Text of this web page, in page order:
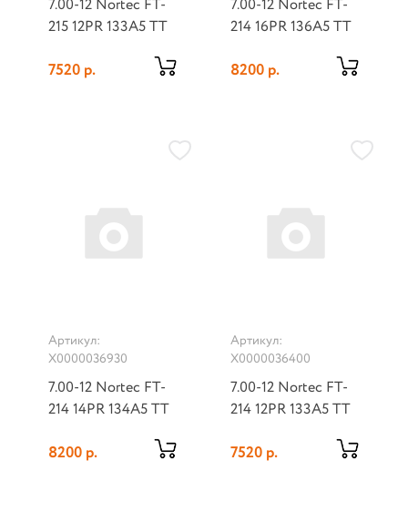
7.00-12 Nortec FT-
215 12PR 133A5 TT
7520 р.
7.00-12 Nortec FT-
214 16PR 136A5 TT
8200 р.
Артикул:
Х0000036930
7.00-12 Nortec FT-
214 14PR 134A5 TT
8200 р.
Артикул:
Х0000036400
7.00-12 Nortec FT-
214 12PR 133A5 TT
7520 р.